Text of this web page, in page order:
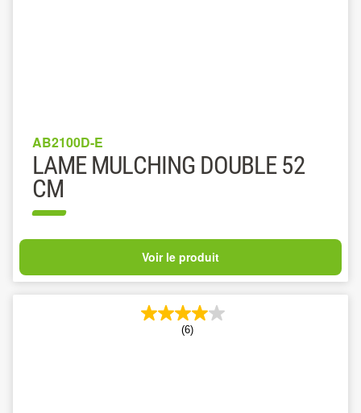
AB2100D-E
LAME MULCHING DOUBLE 52
CM
Voir le produit
(6)